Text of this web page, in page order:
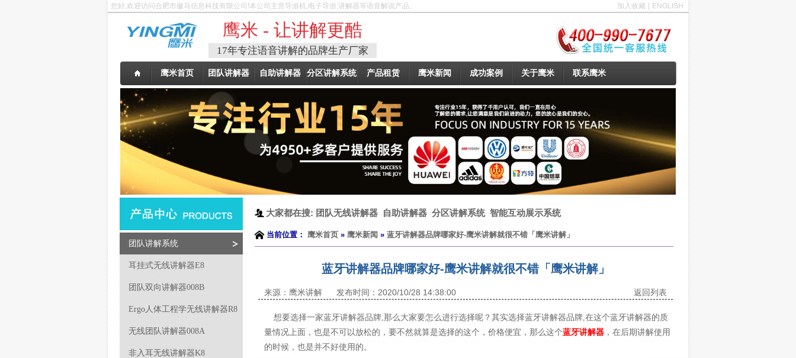
加入收藏 ENGLISH
您好,欢迎访问合肥市徽马信息科技有限公司!本公司主营导游机,电子导游,讲解器等语音解说产品。
鹰米 - 让讲解更酷
17年专注语音讲解的品牌生产厂家
鹰米首页 团队讲解器 自助讲解器 分区讲解系统 产品租赁 鹰米新闻 成功案例 关于鹰米 联系鹰米
团队讲解系统
耳挂式无线讲解器E8
团队双向讲解器008B
Ergo人体工程学无线讲解器R8
无线团队讲解器008A
非入耳无线讲解器K8
大家都在搜: 团队无线讲解器 自助讲解器 分区讲解系统 智能互动展示系统
当前位置： 鹰米首页 » 鹰米新闻 » 蓝牙讲解器品牌哪家好-鹰米讲解就很不错「鹰米讲解」
蓝牙讲解器品牌哪家好-鹰米讲解就很不错「鹰米讲解」
来源：鹰米讲解 发布时间：2020/10/28 14:38:00 返回列表
想要选择一家蓝牙讲解器品牌,那么大家要怎么进行选择呢？其实选择蓝牙讲解器品牌,在这个蓝牙讲解器的质
量情况上面，也是不可以放松的，要不然就算是选择的这个，价格便宜，那么这个蓝牙讲解器 ，在后期讲解使用
的时候，也是并不好使用的。